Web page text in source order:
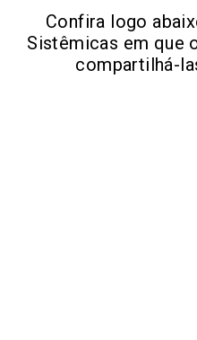
Confira logo
Sistêmicas em que
compartilhá-